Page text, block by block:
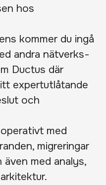
hos
kommer du ingå
andra nätverks-
Ductus där
expertutlåtande
och
med
migreringar
med analys,